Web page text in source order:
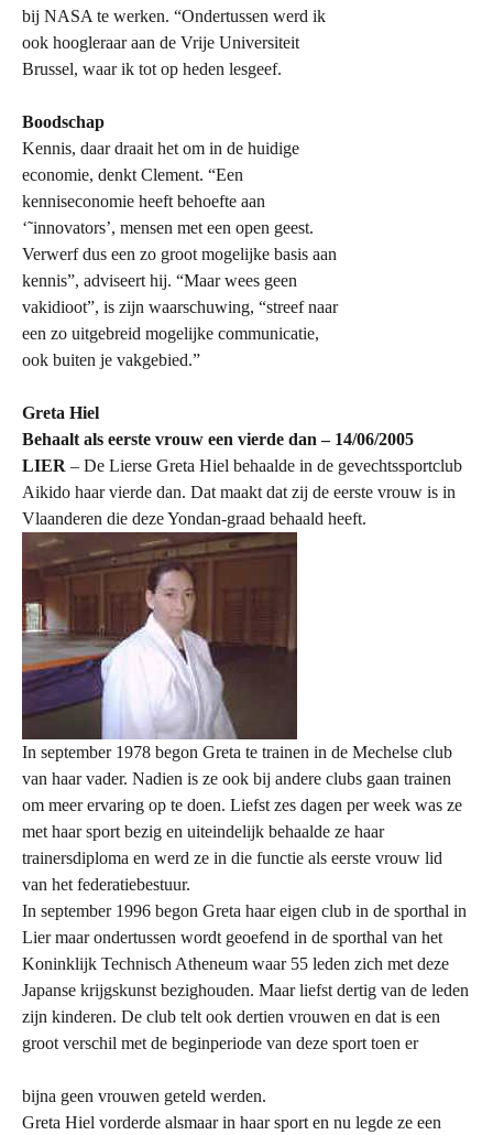
bij NASA te werken. “Ondertussen werd ik
ook hoogleraar aan de Vrije Universiteit
Brussel, waar ik tot op heden lesgeef.
Boodschap
Kennis, daar draait het om in de huidige
economie, denkt Clement. “Een
kenniseconomie heeft behoefte aan
‘˜innovators’, mensen met een open geest.
Verwerf dus een zo groot mogelijke basis aan
kennis”, adviseert hij. “Maar wees geen
vakidioot”, is zijn waarschuwing, “streef naar
een zo uitgebreid mogelijke communicatie,
ook buiten je vakgebied.”
Greta Hiel
Behaalt als eerste vrouw een vierde dan – 14/06/2005
LIER – De Lierse Greta Hiel behaalde in de gevechtssportclub
Aikido haar vierde dan. Dat maakt dat zij de eerste vrouw is in
Vlaanderen die deze Yondan-graad behaald heeft.
In september 1978 begon Greta te trainen in de Mechelse club
van haar vader. Nadien is ze ook bij andere clubs gaan trainen
om meer ervaring op te doen. Liefst zes dagen per week was ze
met haar sport bezig en uiteindelijk behaalde ze haar
trainersdiploma en werd ze in die functie als eerste vrouw lid
van het federatiebestuur.
In september 1996 begon Greta haar eigen club in de sporthal in
Lier maar ondertussen wordt geoefend in de sporthal van het
Koninklijk Technisch Atheneum waar 55 leden zich met deze
Japanse krijgskunst bezighouden. Maar liefst dertig van de leden
zijn kinderen. De club telt ook dertien vrouwen en dat is een
groot verschil met de beginperiode van deze sport toen er
bijna geen vrouwen geteld werden.
Greta Hiel vorderde alsmaar in haar sport en nu legde ze een